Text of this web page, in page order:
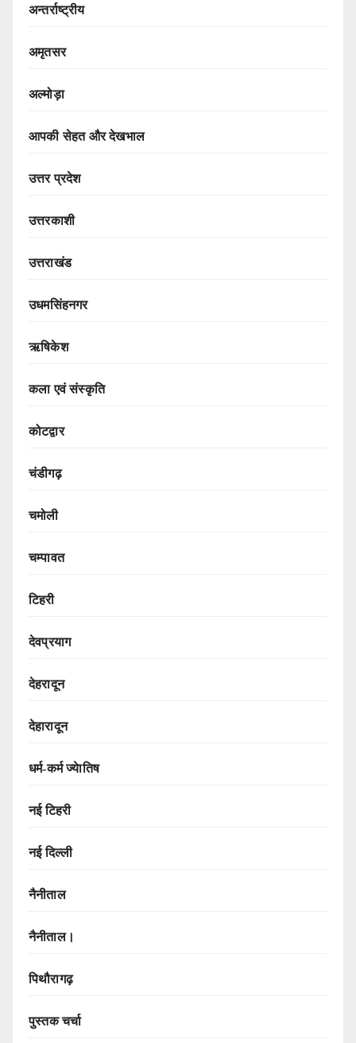
अन्तर्राष्ट्रीय
अमृतसर
अल्मोड़ा
आपकी सेहत और देखभाल
उत्तर प्रदेश
उत्तरकाशी
उत्तराखंड
उधमसिंहनगर
ऋषिकेश
कला एवं संस्कृति
कोटद्वार
चंडीगढ़
चमोली
चम्पावत
टिहरी
देवप्रयाग
देहरादून
देहारादून
धर्म-कर्म ज्येातिष
नई टिहरी
नई दिल्ली
नैनीताल
नैनीताल।
पिथौरागढ़
पुस्तक चर्चा